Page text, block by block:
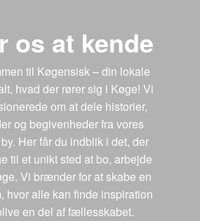
os at kende
til Køgensisk – din lokale
hvad der rører sig i Køge! Vi
om at dele historier,
og begivenheder fra vores
Her får du indblik i det, der
til et unikt sted at bo, arbejde
Vi brænder for at skabe en
hvor alle kan finde inspiration
en del af fællesskabet.